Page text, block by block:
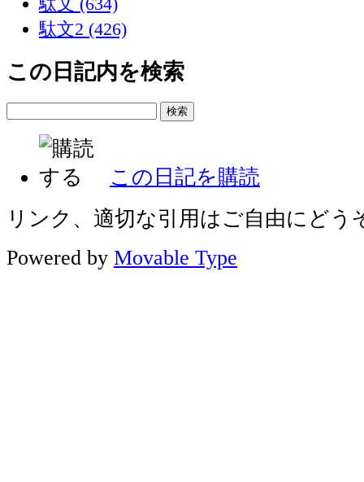
駄文2 (426)
この日記内を検索
この日記を購読
リンク、適切な引用はご自由にどう
Powered by Movable Type